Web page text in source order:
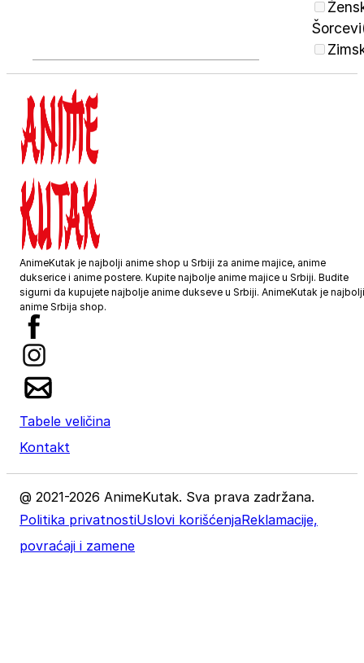
Šorcevi
AnimeKutak je najbolji anime shop u Srbiji za anime majice, anime
dukserice i anime postere. Kupite najbolje anime majice u Srbiji. Budite
sigurni da kupujete najbolje anime dukseve u Srbiji. AnimeKutak je najbolji
anime Srbija shop.
Tabele veličina
Kontakt
@ 2021-2026 AnimeKutak. Sva prava zadržana.
Politika privatnostiUslovi korišćenjaReklamacije,
povraćaji i zamene